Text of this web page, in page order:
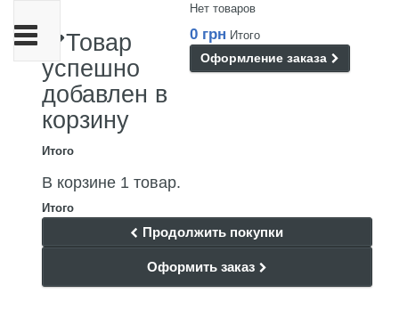
Нет товаров
0 грн Итого
Оформление заказа
Товар
успешно
добавлен в
корзину
Итого
В корзине 1 товар.
Итого
Продолжить покупки
Оформить заказ
Переключить
навигации